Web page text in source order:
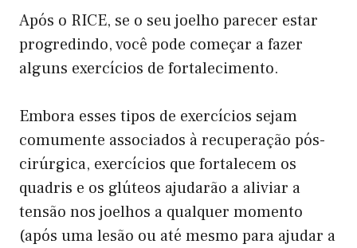
Após o RICE, se o seu joelho parecer estar
progredindo, você pode começar a fazer
alguns exercícios de fortalecimento.
Embora esses tipos de exercícios sejam
comumente associados à recuperação pós-
cirúrgica, exercícios que fortalecem os
quadris e os glúteos ajudarão a aliviar a
tensão nos joelhos a qualquer momento
(após uma lesão ou até mesmo para ajudar a